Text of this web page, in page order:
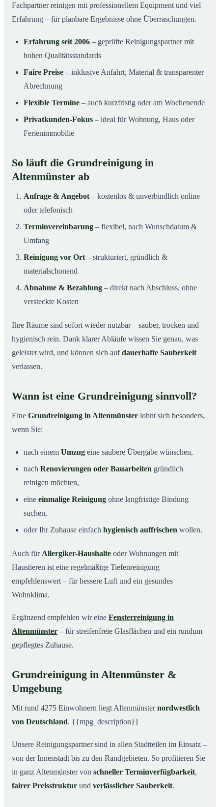
Fachpartner reinigen mit professionellem Equipment und viel
Erfahrung – für planbare Ergebnisse ohne Überraschungen.
Erfahrung seit 2006 – geprüfte Reinigungspartner mit
hohen Qualitätsstandards
Faire Preise – inklusive Anfahrt, Material & transparenter
Abrechnung
Flexible Termine – auch kurzfristig oder am Wochenende
Privatkunden-Fokus – ideal für Wohnung, Haus oder
Ferienimmobilie
So läuft die Grundreinigung in
Altenmünster ab
Anfrage & Angebot – kostenlos & unverbindlich online
oder telefonisch
Terminvereinbarung – flexibel, nach Wunschdatum &
Umfang
Reinigung vor Ort – strukturiert, gründlich &
materialschonend
Abnahme & Bezahlung – direkt nach Abschluss, ohne
versteckte Kosten
Ihre Räume sind sofort wieder nutzbar – sauber, trocken und
hygienisch rein. Dank klarer Abläufe wissen Sie genau, was
geleistet wird, und können sich aufdauerhafte Sauberkeit
verlassen.
Wann ist eine Grundreinigung sinnvoll?
Eine Grundreinigung in Altenmünster lohnt sich besonders,
wenn Sie:
nach einem Umzug eine saubere Übergabe wünschen,
nach Renovierungen oder Bauarbeiten gründlich
reinigen möchten,
eine einmalige Reinigung ohne langfristige Bindung
suchen,
oder Ihr Zuhause einfach hygienisch auffrischen wollen.
Auch für Allergiker-Haushalte oder Wohnungen mit
Haustieren ist eine regelmäßige Tiefenreinigung
empfehlenswert – für bessere Luft und ein gesundes
Wohnklima.
Ergänzend empfehlen wir eine Fensterreinigung in
Altenmünster – für streifenfreie Glasflächen und ein rundum
gepflegtes Zuhause.
Grundreinigung in Altenmünster &
Umgebung
Mit rund 4275 Einwohnern liegt Altenmünsternordwestlich
von Deutschland. {{mpg_description}}
Unsere Reinigungspartner sind in allen Stadtteilen im Einsatz –
von der Innenstadt bis zu den Randgebieten. So profitieren Sie
in ganz Altenmünster von schneller Terminverfügbarkeit,
fairer Preisstruktur und verlässlicher Sauberkeit.